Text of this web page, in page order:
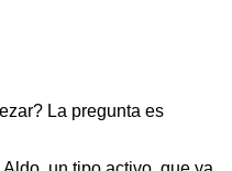
La pregunta es